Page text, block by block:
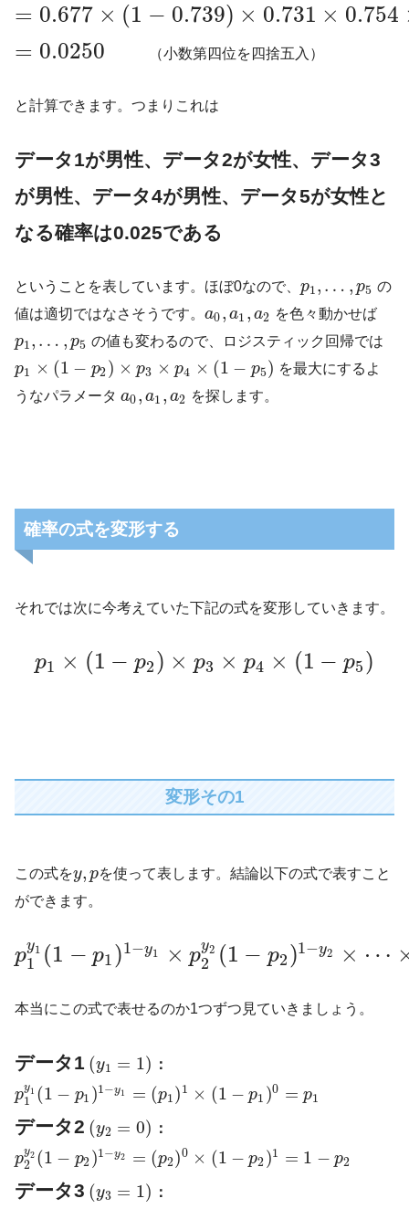
= 0.677 × (1 − 0.739) × 0.731 × 0.754
= 0.0250 （小数第四位を四捨五入）
と計算できます。つまりこれは
データ1が男性、データ2が女性、データ3
が男性、データ4が男性、データ5が女性と
なる確率は0.025である
ということを表しています。ほぼ0なので、 p1, … , p5 の
値は適切ではなさそうです。 a0, a1 , a2 を色々動かせば
p1, … , p5 の値も変わるので、ロジスティック回帰では
p1 × (1 − p2 ) × p3 × p4 × (1 − p5) を最大にするよ
うなパラメータ a0, a1 , a2 を探します。
確率の式を変形する
それでは次に今考えていた下記の式を変形していきます。
p1 × (1 − p2) × p3 × p4 × (1 − p5)
変形その1
この式をy, pを使って表します。結論以下の式で表すこと
ができます。
py1
1 (1 − p1)1−y1 × py2
2 (1 − p2)1−y2 × ⋯
本当にこの式で表せるのか1つずつ見ていきましょう。
データ1 (y1 = 1) ：
py1
1 (1 − p1 )1−y1 = (p1)1 × (1 − p1 )0 = p1
データ2 (y2 = 0) ：
py2
2 (1 − p2 )1−y2 = (p2)0 × (1 − p2 )1 = 1 − p2
データ3 (y3 = 1) ：